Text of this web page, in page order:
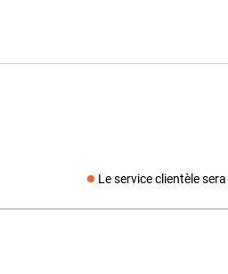
Le service clientèle sera
Média social